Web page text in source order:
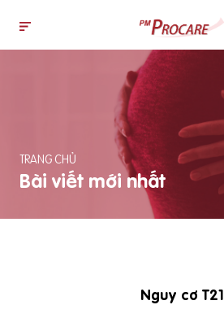
TRANG CHỦ
Bài viết mới nhất
Nguy cơ T21